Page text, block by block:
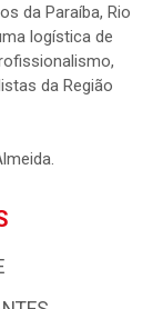
da Paraíba, Rio
logística de
da Região